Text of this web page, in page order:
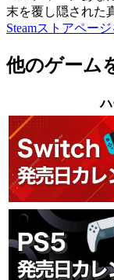
末を覆し隠された
Steamストアペー
他のゲーム